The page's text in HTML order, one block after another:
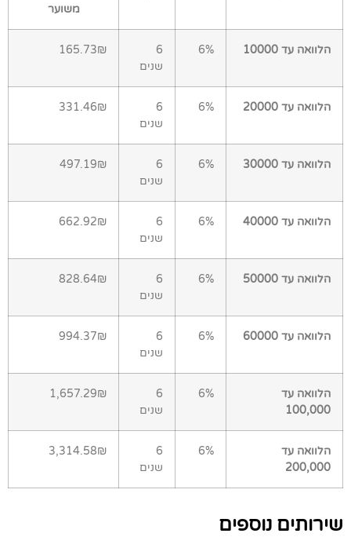
משוער
הלוואה עד 10000 6%
6
שנים
165.73₪
הלוואה עד 20000 6%
6
שנים
331.46₪
הלוואה עד 30000 6%
6
שנים
497.19₪
הלוואה עד 40000 6%
6
שנים
662.92₪
הלוואה עד 50000 6%
6
שנים
828.64₪
הלוואה עד 60000 6%
6
שנים
994.37₪
הלוואה עד
100,000
6%
6
שנים
1,657.29₪
הלוואה עד
200,000
6%
6
שנים
3,314.58₪
שירותים נוספים